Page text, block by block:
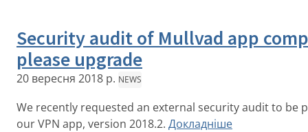
Security audit of Mullvad app
please upgrade
20 вересня 2018 р. NEWS
We recently requested an external security audit to be
our VPN app, version 2018.2. Докладніше